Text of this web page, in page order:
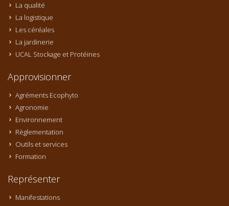
La qualité
La logistique
Les céréales
La jardinerie
UCAL Stockage et Protéines
Approvisionner
Agréments Ecophyto
Agronomie
Environnement
Règlementation
Outils et services
Formation
Représenter
Manifestations